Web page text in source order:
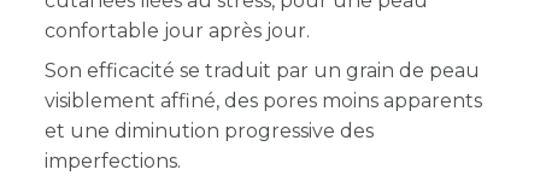
confortable jour après jour.
Son efficacité se traduit par un grain de peau
visiblement affiné, des pores moins apparents
et une diminution progressive des
imperfections.